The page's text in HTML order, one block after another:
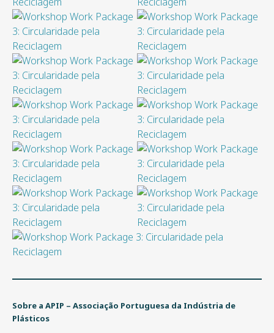
Sobre a APIP – Associação Portuguesa da Indústria de
Plásticos